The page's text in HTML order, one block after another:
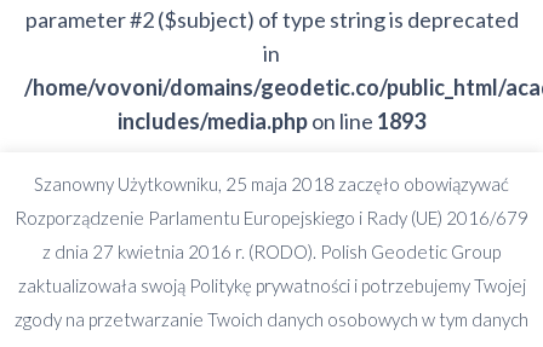
parameter #2 ($subject) of type string is deprecated
in
/home/vovoni/domains/geodetic.co/public_html/
includes/media.phpon line 1893
Deprecated: preg_split(): Passing null to parameter
#2 ($subject) of type string is deprecated in
/home/vovoni/domains/geodetic.co/public_html/
includes/formatting.phpon line3501
Szanowny Użytkowniku, 25 maja 2018 zaczęło obowiązywać
Rozporządzenie Parlamentu Europejskiego i Rady (UE) 2016/679
z dnia 27 kwietnia 2016 r. (RODO). Polish Geodetic Group
zaktualizowała swoją Politykę prywatności i potrzebujemy Twojej
zgody na przetwarzanie Twoich danych osobowych w tym danych